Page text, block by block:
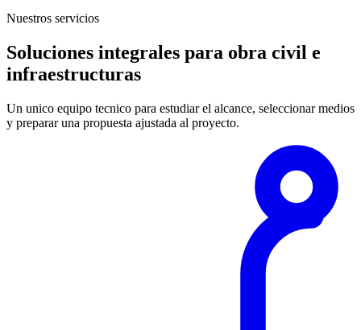
Nuestros servicios
Soluciones integrales para obra civil e
infraestructuras
Un unico equipo tecnico para estudiar el alcance, seleccionar medios
y preparar una propuesta ajustada al proyecto.